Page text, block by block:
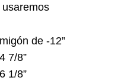
de -12”
7/8”
1/8”